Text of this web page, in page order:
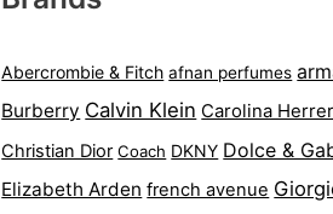
Abercrombie & Fitch afnan perfumes
Burberry Calvin Klein Carolina
Christian Dior Coach DKNY Dolce &
Elizabeth Arden french avenue